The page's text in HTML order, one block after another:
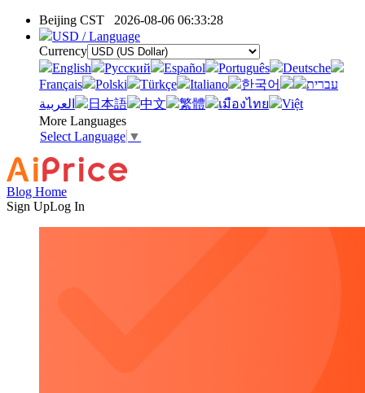
Beijing CST 2026-08-06 06:33:28
USD / Language
Currency
English
Pусский Español Português
Deutsche
Français
Polski Türkçe Italiano 한국어
עברית
العربية
日本語 中文 繁體 เมืองไทย
Việt
More Languages
Select Language ▼
Blog Home
Sign UpLog In